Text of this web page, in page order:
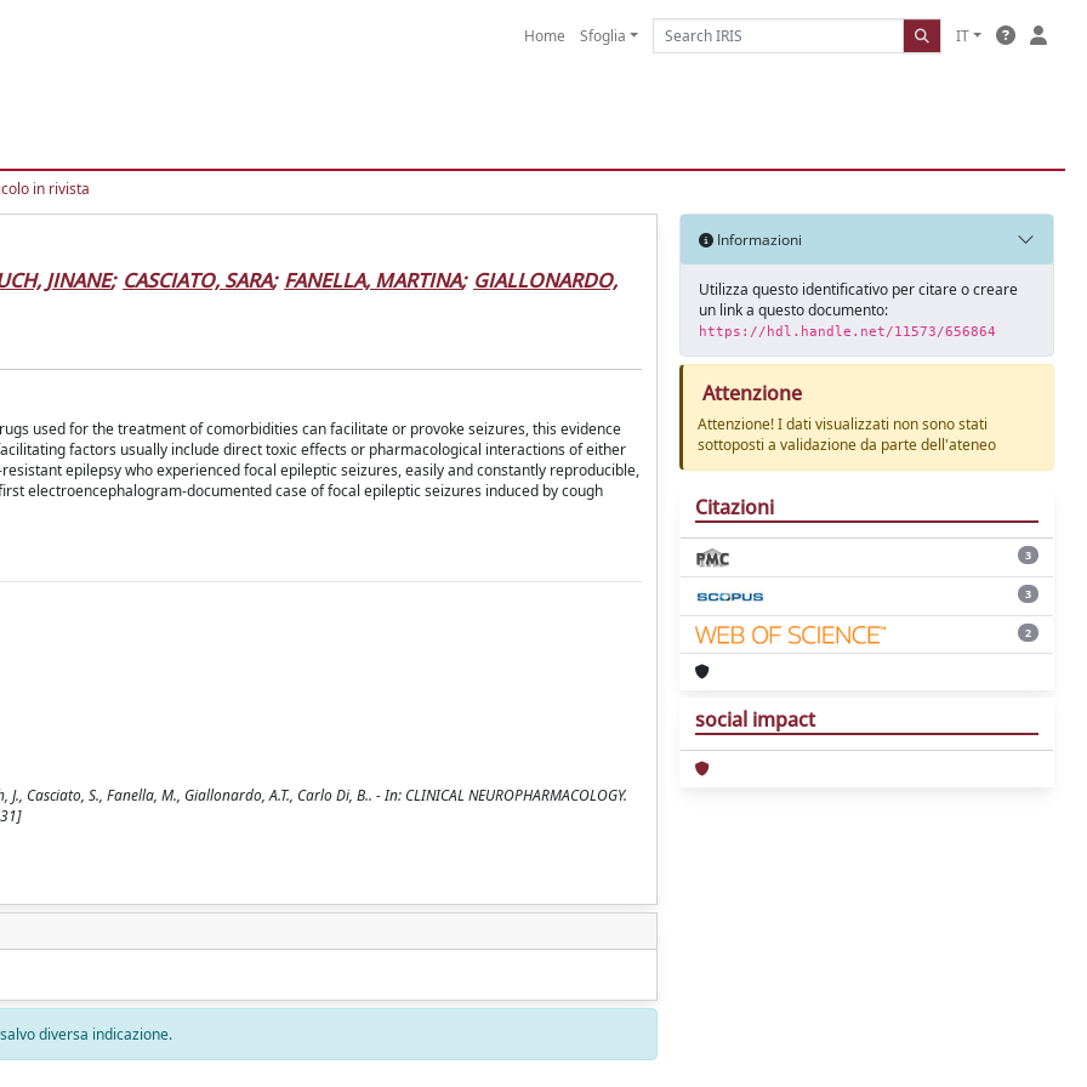
Home Sfoglia IT
in rivista
JINANE; CASCIATO, SARA; FANELLA, MARTINA; GIALLONARDO,
used for the treatment of comorbidities can facilitate or provoke seizures, this evidence
factors usually include direct toxic effects or pharmacological interactions of either
epilepsy who experienced focal epileptic seizures, easily and constantly reproducible,
electroencephalogram-documented case of focal epileptic seizures induced by cough
S., Fanella, M., Giallonardo, A.T., Carlo Di, B.. - In: CLINICAL NEUROPHARMACOLOGY.
diversa indicazione.
Informazioni
Utilizza questo identificativo per citare o creare
un link a questo documento:
https://hdl.handle.net/11573/656864
Attenzione
Attenzione! I dati visualizzati non sono stati
sottoposti a validazione da parte dell'ateneo
Citazioni
3
3
2
social impact